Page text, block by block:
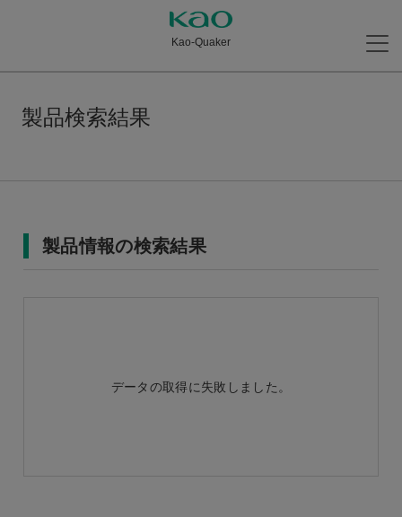
Kao-Quaker
製品検索結果
製品情報の検索結果
データの取得に失敗しました。